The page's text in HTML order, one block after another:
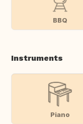
BBQ
Instruments
Piano